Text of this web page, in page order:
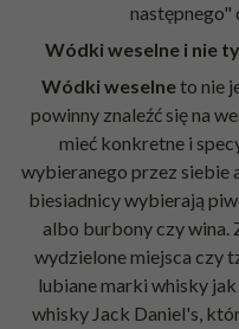
następnego"
Wódki weselne i nie
Wódki weselneto nie
powinny znaleźć się na
mieć konkretne i
wybieranego przez siebie
biesiadnicy wybierają
albo burbony czy wina.
wydzielone miejsca czy
lubiane marki whisky jak
whisky Jack Daniel's,